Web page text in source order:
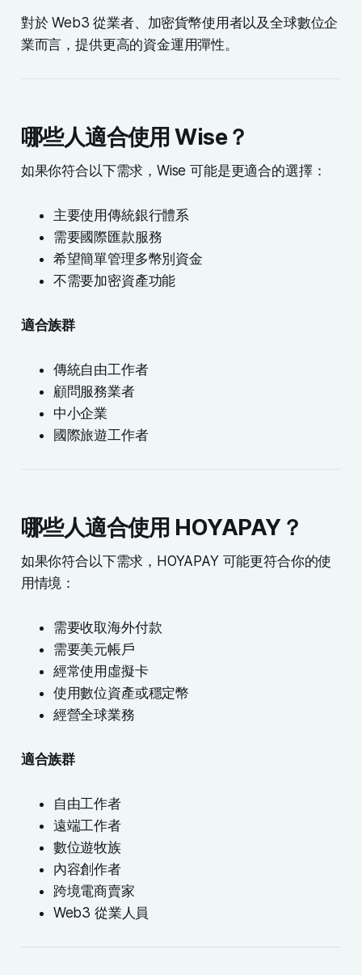
對於 Web3 從業者、加密貨幣使用者以及全球數位企
業而言，提供更高的資金運用彈性。
哪些人適合使用 Wise？
如果你符合以下需求，Wise 可能是更適合的選擇：
主要使用傳統銀行體系
需要國際匯款服務
希望簡單管理多幣別資金
不需要加密資產功能
適合族群
傳統自由工作者
顧問服務業者
中小企業
國際旅遊工作者
哪些人適合使用 HOYAPAY？
如果你符合以下需求，HOYAPAY 可能更符合你的使
用情境：
需要收取海外付款
需要美元帳戶
經常使用虛擬卡
使用數位資產或穩定幣
經營全球業務
適合族群
自由工作者
遠端工作者
數位遊牧族
內容創作者
跨境電商賣家
Web3 從業人員